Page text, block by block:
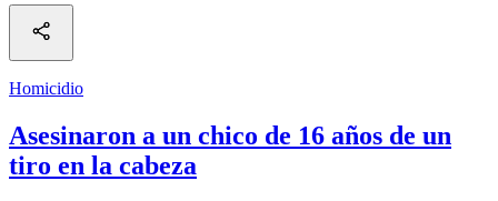
Homicidio
Asesinaron a un chico de 16 años de un
tiro en la cabeza